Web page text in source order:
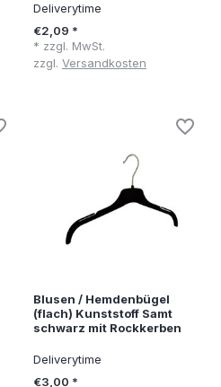
Deliverytime
€2,09 *
* zzgl. MwSt.
zzgl. Versandkosten
Blusen / Hemdenbügel
(flach) Kunststoff Samt
schwarz mit Rockkerben
Deliverytime
€3,00 *